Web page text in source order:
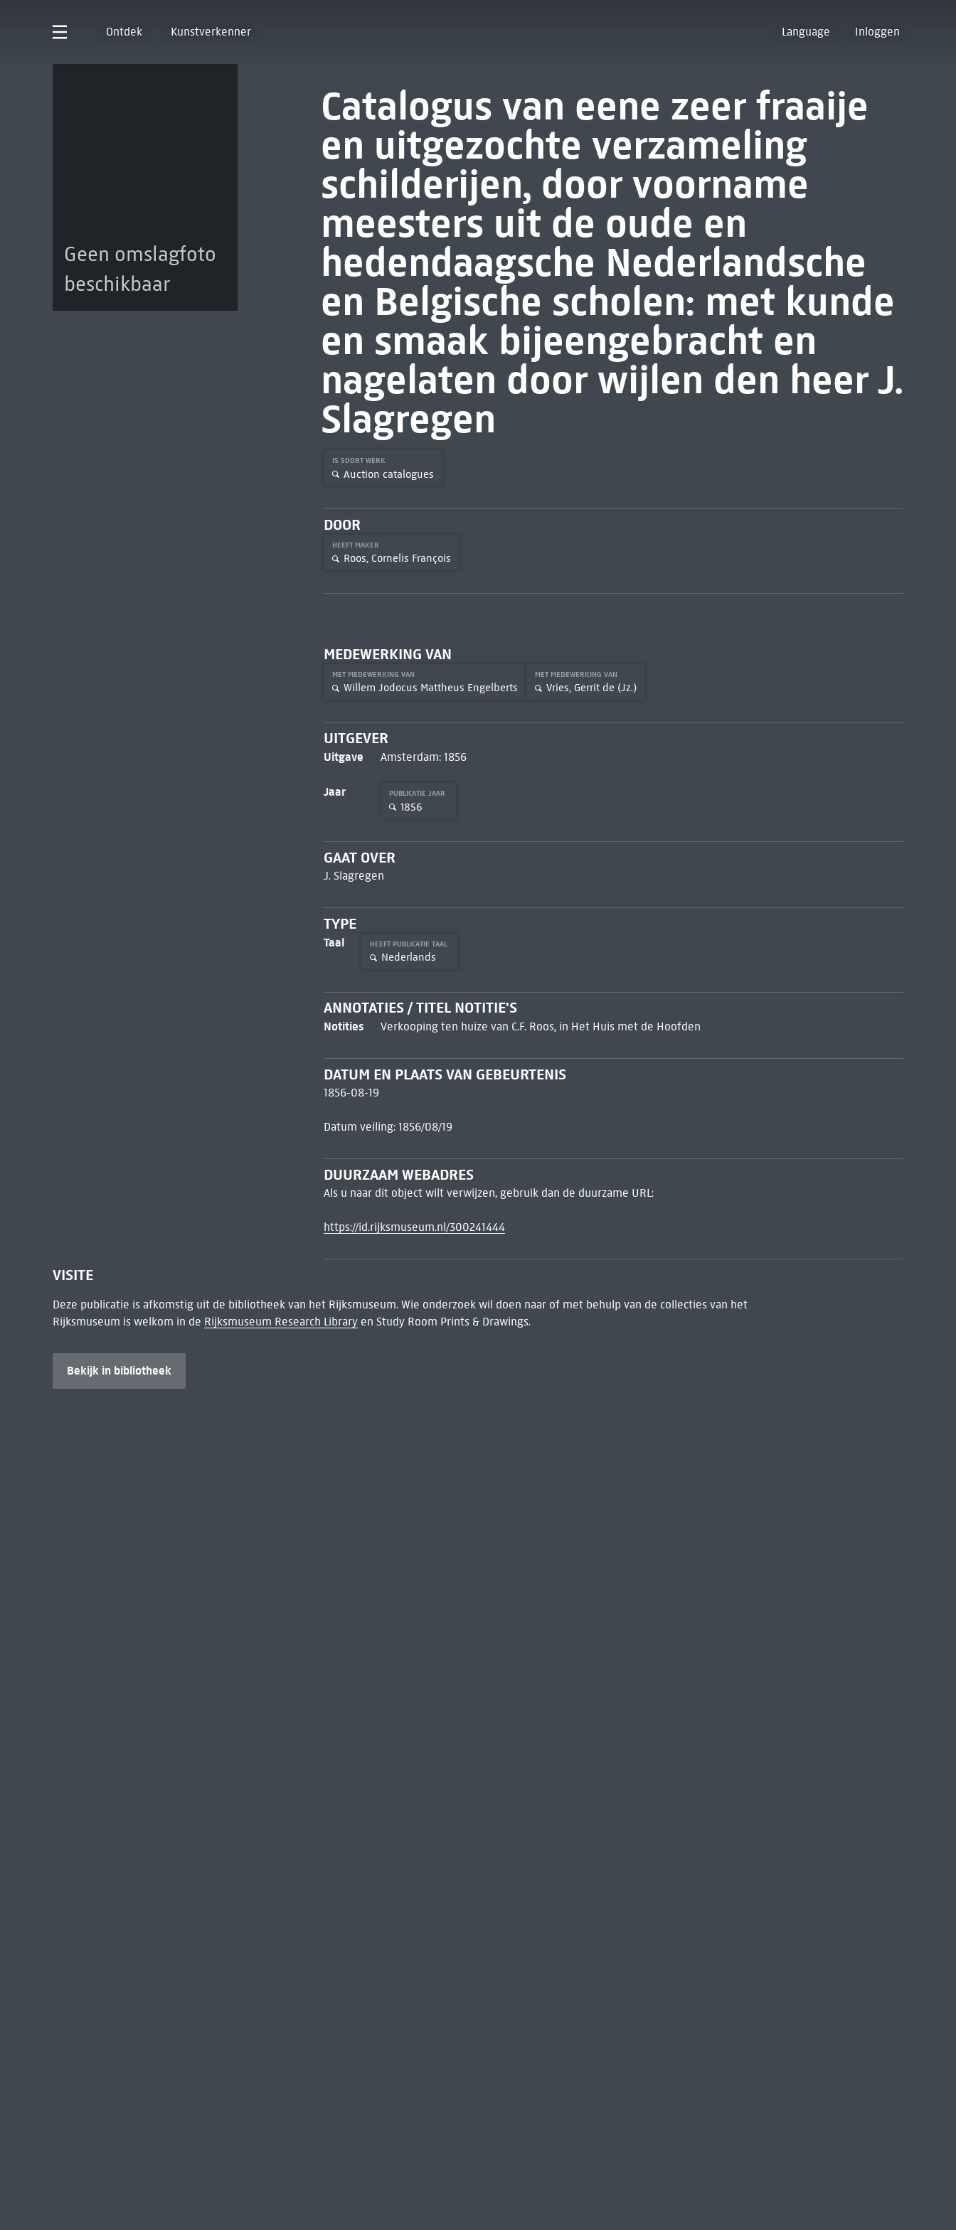
Ontdek Kunstverkenner Language Inloggen
Geen omslagfoto
beschikbaar
Catalogus van eene zeer fraaije
en uitgezochte verzameling
schilderijen, door voorname
meesters uit de oude en
hedendaagsche Nederlandsche
en Belgische scholen: met kunde
en smaak bijeengebracht en
nagelaten door wijlen den heer J.
Slagregen
IS SOORT WERK
Auction catalogues
DOOR
HEEFT MAKER
Roos, Cornelis François
MEDEWERKING VAN
MET MEDEWERKING VAN
Willem Jodocus Mattheus Engelberts
MET MEDEWERKING VAN
Vries, Gerrit de (Jz.)
UITGEVER
Uitgave Amsterdam: 1856
Jaar PUBLICATIE JAAR
1856
GAAT OVER
J. Slagregen
TYPE
Taal HEEFT PUBLICATIE TAAL
Nederlands
ANNOTATIES / TITEL NOTITIE'S
Notities Verkooping ten huize van C.F. Roos, in Het Huis met de Hoofden
DATUM EN PLAATS VAN GEBEURTENIS
1856-08-19
Datum veiling: 1856/08/19
DUURZAAM WEBADRES
Als u naar dit object wilt verwijzen, gebruik dan de duurzame URL:
https://id.rijksmuseum.nl/300241444
VISITE
Deze publicatie is afkomstig uit de bibliotheek van het Rijksmuseum. Wie onderzoek wil doen naar of met behulp van de collecties van het
Rijksmuseum is welkom in de Rijksmuseum Research Libraryen Study Room Prints & Drawings.
Bekijk in bibliotheek